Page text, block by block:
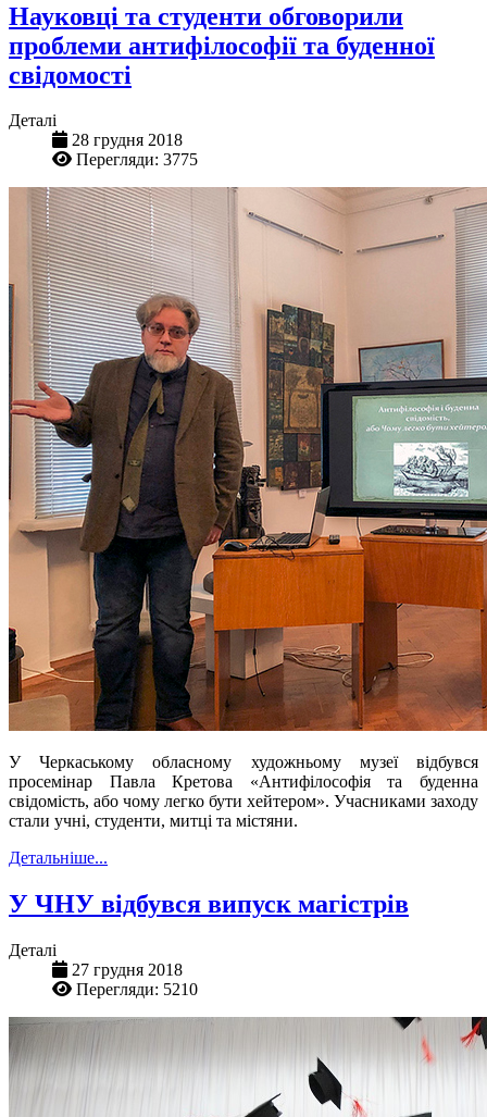
Науковці та студенти обговорили
проблеми антифілософії та буденної
свідомості
Деталі
28 грудня 2018
Перегляди: 3775
У Черкаському обласному художньому музеї відбувся
просемінар Павла Кретова «Антифілософія та буденна
свідомість, або чому легко бути хейтером». Учасниками заходу
стали учні, студенти, митці та містяни.
Детальніше...
У ЧНУ відбувся випуск магістрів
Деталі
27 грудня 2018
Перегляди: 5210